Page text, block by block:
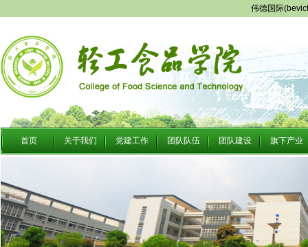
伟德国际
首页 关于我们 党建工作 团队队伍 团队建设 旗下产业